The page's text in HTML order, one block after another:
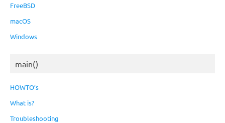
FreeBSD
macOS
Windows
main()
HOWTO’s
What is?
Troubleshooting